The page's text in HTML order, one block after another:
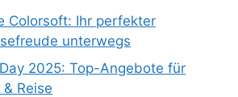
Colorsoft: Ihr perfekter
unterwegs
2025: Top-Angebote für
Reise